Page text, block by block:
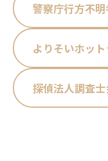
警察庁行方不
よりそいホッ
探偵法人調査